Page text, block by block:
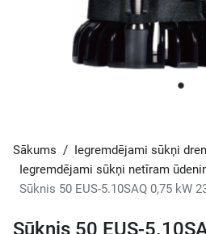
Sākums / Iegremdējami sūkņi
Iegremdējami sūkņi netīram
Sūknis 50 EUS-5.10SAQ 0,75 kW
Sūknis 50 EUS-